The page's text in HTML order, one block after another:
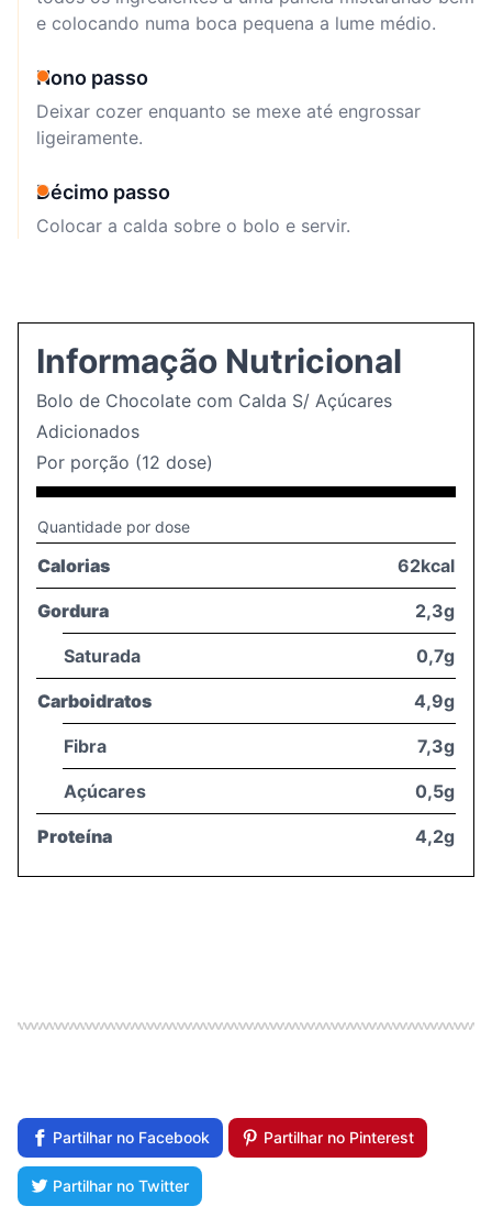
e colocando numa boca pequena a lume médio.
Nono passo
Deixar cozer enquanto se mexe até engrossar
ligeiramente.
Décimo passo
Colocar a calda sobre o bolo e servir.
Informação Nutricional
Bolo de Chocolate com Calda S/ Açúcares
Adicionados
Por porção (12 dose)
Quantidade por dose
Calorias 62kcal
Gordura 2,3g
Saturada 0,7g
Carboidratos 4,9g
Fibra 7,3g
Açúcares 0,5g
Proteína 4,2g
Partilhar no Facebook Partilhar no Pinterest
Partilhar no Twitter